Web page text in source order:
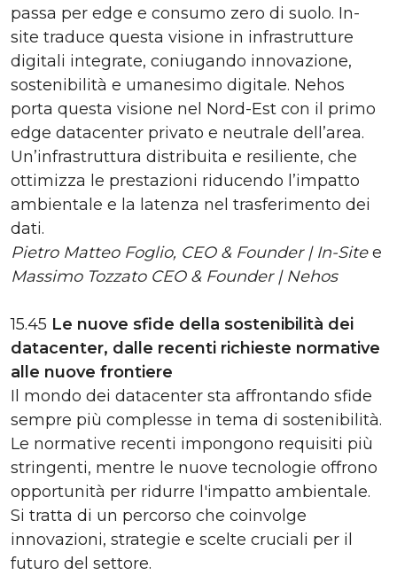
passa per edge e consumo zero di suolo. In-
site traduce questa visione in infrastrutture
digitali integrate, coniugando innovazione,
sostenibilità e umanesimo digitale. Nehos
porta questa visione nel Nord-Est con il primo
edge datacenter privato e neutrale dell’area.
Un’infrastruttura distribuita e resiliente, che
ottimizza le prestazioni riducendo l’impatto
ambientale e la latenza nel trasferimento dei
dati.
Pietro Matteo Foglio, CEO & Founder | In-Sitee
Massimo Tozzato CEO & Founder | Nehos
15.45 Le nuove sfide della sostenibilità dei
datacenter, dalle recenti richieste normative
alle nuove frontiere
Il mondo dei datacenter sta affrontando sfide
sempre più complesse in tema di sostenibilità.
Le normative recenti impongono requisiti più
stringenti, mentre le nuove tecnologie offrono
opportunità per ridurre l'impatto ambientale.
Si tratta di un percorso che coinvolge
innovazioni, strategie e scelte cruciali per il
futuro del settore.